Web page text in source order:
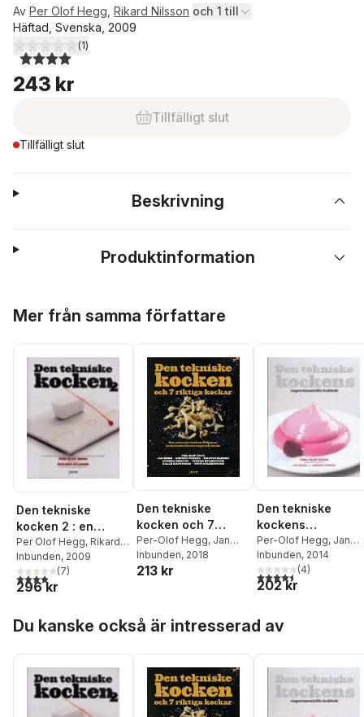
Av Per Olof Hegg Rikard Nilsson och 1 till
Häftad, Svenska, 2009
4,0utav 5 stjärnor. Totalt antal röster:
(1)
243 kr
Tillfälligt slut
Tillfälligt slut
Beskrivning
Produktinformation
Mer från samma författare
Den tekniske
kocken 2 : en
kokbok om
molekylär
gastronomi
Per Olof Hegg, Rikard
Nilsson
Inbunden, 2009
3,9utav 5 stjärnor. Totalt antal röster:
(7)
296 kr
Den tekniske
kocken och 7
riktiga kockar -
Den tekniske
kocken förklarar
Per-Olof Hegg, Jan
Hedh,Anders Vendel
Martin Hansen
Qvarnström
Inbunden, 2018
213 kr
Den tekniske
kockens
experimentella
kokbok : 117
kemiska
experiment i köket
Per-Olof Hegg, Jan
Hedh,Anders Vendel
Inbunden, 2014
4,5utav 5 stjärnor.
(4)
202 kr
Du kanske också är intresserad av